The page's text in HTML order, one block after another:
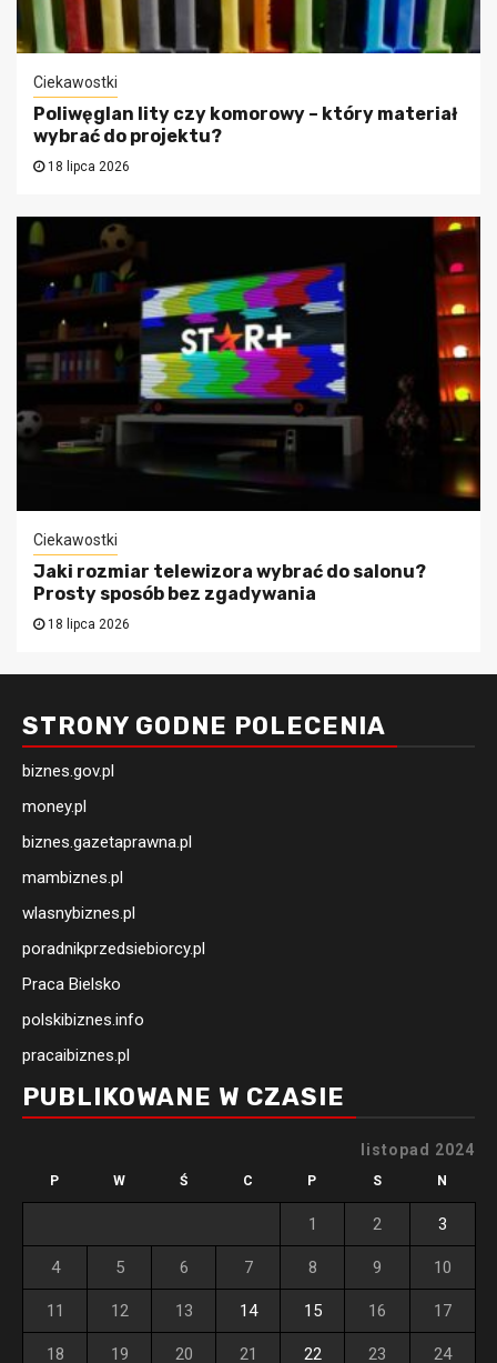
Ciekawostki
Poliwęglan lity czy komorowy – który materiał
wybrać do projektu?
18 lipca 2026
Ciekawostki
Jaki rozmiar telewizora wybrać do salonu?
Prosty sposób bez zgadywania
18 lipca 2026
STRONY GODNE POLECENIA
biznes.gov.pl
money.pl
biznes.gazetaprawna.pl
mambiznes.pl
wlasnybiznes.pl
poradnikprzedsiebiorcy.pl
Praca Bielsko
polskibiznes.info
pracaibiznes.pl
PUBLIKOWANE W CZASIE
listopad 2024
P W Ś C P S N
1 2 3
4 5 6 7 8 9 10
11 12 13 14 15 16 17
18 19 20 21 22 23 24